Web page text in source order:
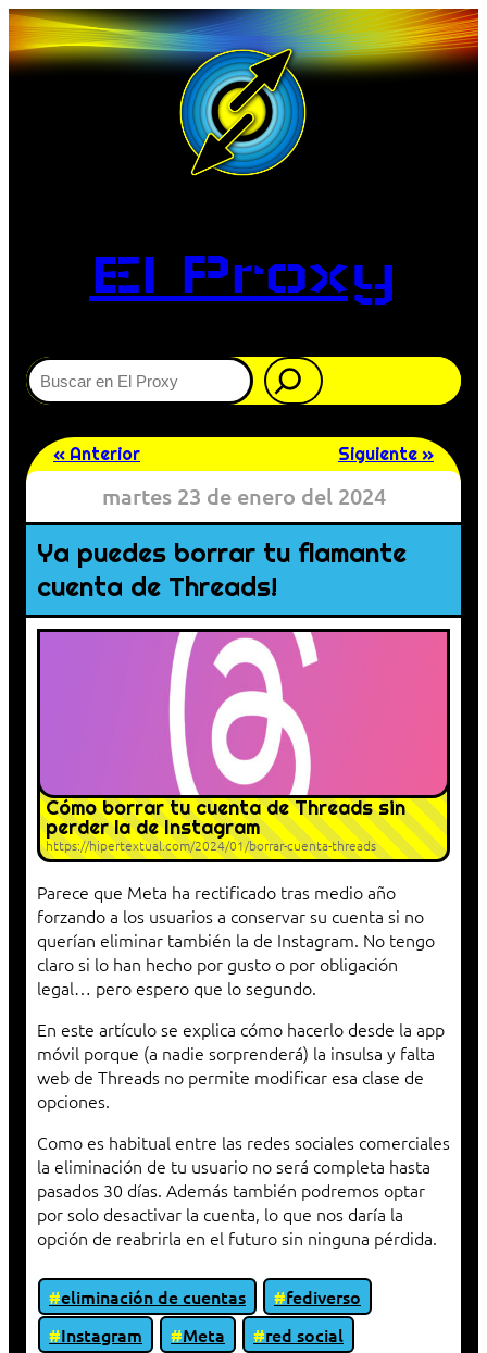
El Proxy
Buscar
« Anterior Siguiente »
martes 23 de enero del 2024
Ya puedes borrar tu flamante
cuenta de Threads!
Cómo borrar tu cuenta de Threads sin
perder la de Instagram
https://hipertextual.com/2024/01/borrar-cuenta-threads
Parece que Meta ha rectificado tras medio año
forzando a los usuarios a conservar su cuenta si no
querían eliminar también la de Instagram. No tengo
claro si lo han hecho por gusto o por obligación
legal… pero espero que lo segundo.
En este artículo se explica cómo hacerlo desde la app
móvil porque (a nadie sorprenderá) la insulsa y falta
web de Threads no permite modificar esa clase de
opciones.
Como es habitual entre las redes sociales comerciales
la eliminación de tu usuario no será completa hasta
pasados 30 días. Además también podremos optar
por solo desactivar la cuenta, lo que nos daría la
opción de reabrirla en el futuro sin ninguna pérdida.
eliminación de cuentas
fediverso
Instagram
Meta
red social